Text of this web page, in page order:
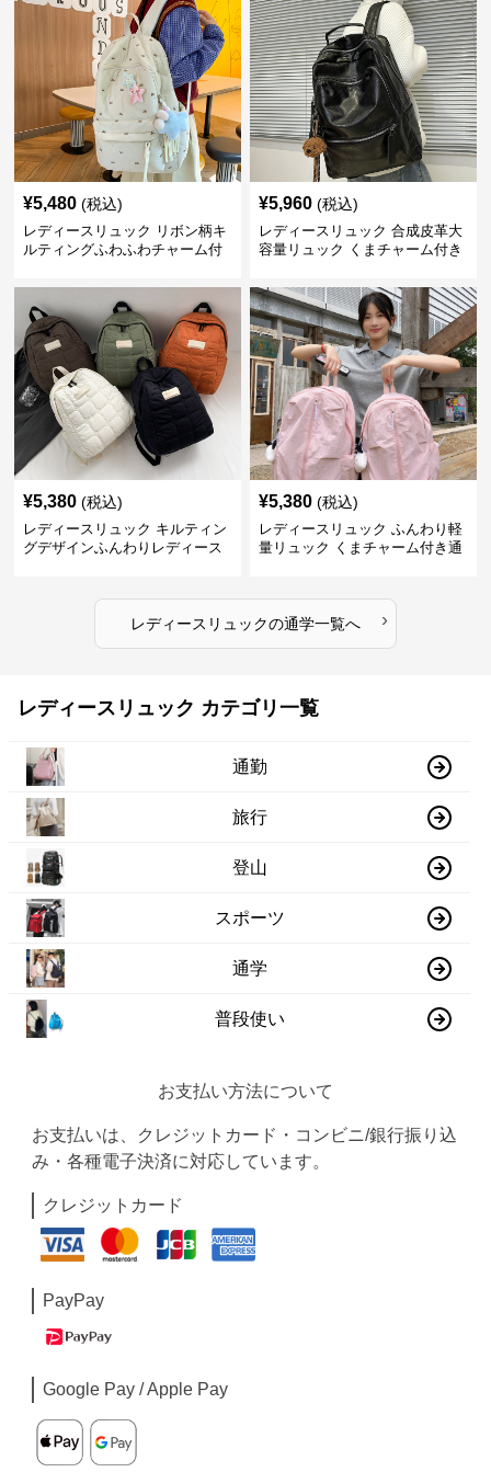
¥5,480 (税込)
レディースリュック リボン柄キ
ルティングふわふわチャーム付
¥5,960 (税込)
レディースリュック 合成皮革大
容量リュック くまチャーム付き
¥5,380 (税込)
レディースリュック キルティン
グデザインふんわりレディース
¥5,380 (税込)
レディースリュック ふんわり軽
量リュック くまチャーム付き通
レディースリュックの通学一覧へ ›
レディースリュック カテゴリ一覧
通勤
旅行
登山
スポーツ
通学
普段使い
お支払い方法について
お支払いは、クレジットカード・コンビニ/銀行振り込
み・各種電子決済に対応しています。
クレジットカード
PayPay
Google Pay / Apple Pay